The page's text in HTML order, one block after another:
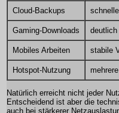
Cloud-Backups
Gaming-Downloads deutlich
Mobiles Arbeiten stabile
Hotspot-Nutzung
Natürlich erreicht nicht jeder
Entscheidend ist aber die
auch bei stärkerer